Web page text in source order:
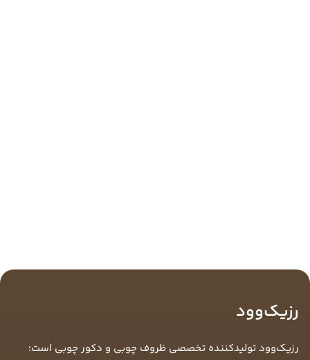
رزیک‌وود
رزیک‌وود تولیدکننده تخصصی ظروف چوبی و دکور چوبی است؛